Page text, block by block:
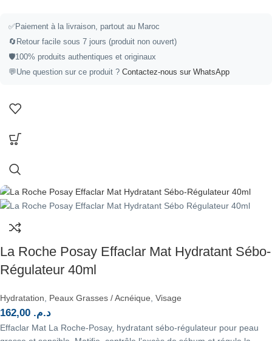
✅Paiement à la livraison, partout au Maroc
🔄 Retour facile sous 7 jours (produit non ouvert)
🛡️100% produits authentiques et originaux
💬Une question sur ce produit ? Contactez-nous sur WhatsApp
La Roche Posay Effaclar Mat Hydratant Sébo-
Régulateur 40ml
Hydratation, Peaux Grasses / Acnéique, Visage
د.م.
Effaclar Mat La Roche-Posay, hydratant sébo-régulateur pour peau